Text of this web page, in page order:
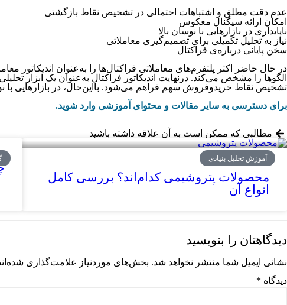
عدم دقت مطلق و اشتباهات احتمالی در تشخیص نقاط بازگشتی
امکان ارائه سیگنال معکوس
ناپایداری در بازارهایی با نوسان بالا
نیاز به تحلیل تکمیلی برای تصمیم‌گیری معاملاتی
سخن پایانی درباره‌ی فراکتال
در حال حاضر اکثر پلتفرم‌های معاملاتی فراکتال‌ها را به‌عنوان اندیکاتور
الگوها را مشخص می‌کند. درنهایت اندیکاتور فراکتال به‌عنوان یک ابزار
تشخیص نقاط خریدوفروش سهم فراهم می‌شود. بااین‌حال، در بازارهایی با
برای دسترسی به سایر مقالات و محتوای آموزشی وارد شوید.
مطالبی که ممکن است به آن علاقه داشته باشید
آموزش تحلیل بنیادی
محصولات پتروشیمی کدام‌اند؟ بررسی کامل
انواع آن
دیدگاهتان را بنویسید
نشانی ایمیل شما منتشر نخواهد شد. بخش‌های موردنیاز علامت‌گذاری
دیدگاه *